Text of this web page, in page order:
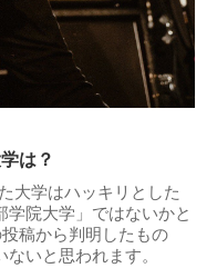
は？
大学はハッキリとした
学院大学」ではないかと
稿から判明したもの
いと思われます。